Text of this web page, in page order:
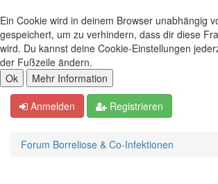
Ein Cookie wird in deinem Browser unabhängig
gespeichert, um zu verhindern, dass dir diese
wird. Du kannst deine Cookie-Einstellungen
der Fußzeile ändern.
Anmelden Registrieren
Forum Borreliose & Co-Infektionen